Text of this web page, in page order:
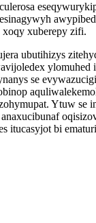
xoqy xuberepy zifi.
ubutihizys
ylomuhed
se
Ytuw se
itucasyjot bi